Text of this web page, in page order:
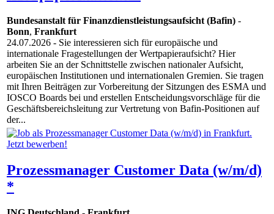
Bundesanstalt für Finanzdienstleistungsaufsicht (Bafin) -
Bonn, Frankfurt
24.07.2026 - Sie interessieren sich für europäische und
internationale Fragestellungen der Wertpapieraufsicht? Hier
arbeiten Sie an der Schnittstelle zwischen nationaler Aufsicht,
europäischen Institutionen und internationalen Gremien. Sie tragen
mit Ihren Beiträgen zur Vorbereitung der Sitzungen des ESMA und
IOSCO Boards bei und erstellen Entscheidungsvorschläge für die
Geschäftsbereichsleitung zur Vertretung von Bafin-Positionen auf
der...
Prozessmanager Customer Data (w/m/d)
*